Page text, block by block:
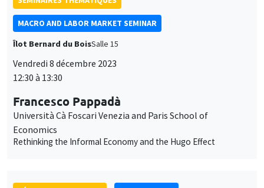
MACRO AND LABOR MARKET SEMINAR
Îlot Bernard du BoisSalle 15
Vendredi 8 décembre 2023
12:30 à 13:30
Francesco Pappadà
Università Cà Foscari Venezia and Paris School of
Economics
Rethinking the Informal Economy and the Hugo Effect